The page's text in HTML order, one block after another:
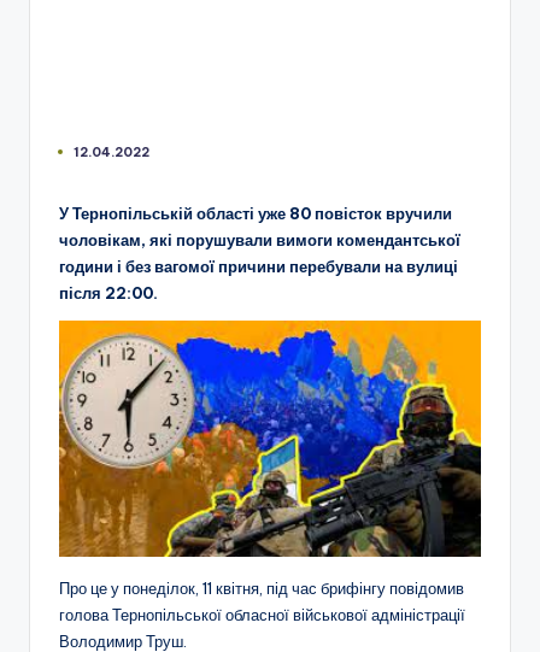
12.04.2022
У Тернопільській області уже 80 повісток вручили
чоловікам, які порушували вимоги комендантської
години і без вагомої причини перебували на вулиці
після 22:00.
Про це у понеділок, 11 квітня, під час брифінгу повідомив
голова Тернопільської обласної військової адміністрації
Володимир Труш.